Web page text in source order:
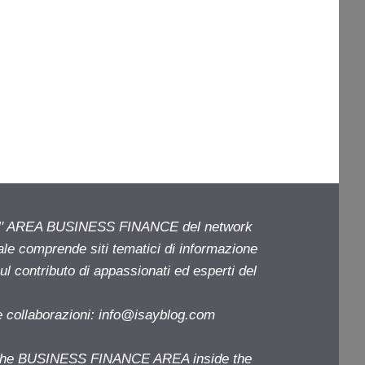
BUSINESS FINANCE del network
comprende siti tematici di informazione
contributo di appassionati ed esperti del
collaborazioni: info@isayblog.com
BUSINESS FINANCE AREA inside the